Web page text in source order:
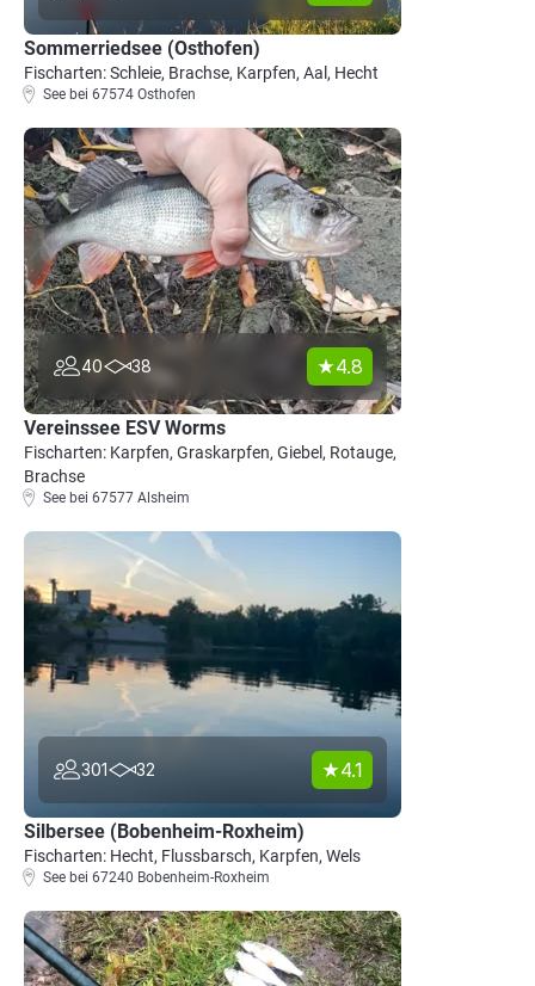
Sommerriedsee (Osthofen)
Fischarten: Schleie, Brachse, Karpfen, Aal, Hecht
See bei 67574 Osthofen
40 38 4.8
Vereinssee ESV Worms
Fischarten: Karpfen, Graskarpfen, Giebel, Rotauge,
Brachse
See bei 67577 Alsheim
301 32 4.1
Silbersee (Bobenheim-Roxheim)
Fischarten: Hecht, Flussbarsch, Karpfen, Wels
See bei 67240 Bobenheim-Roxheim